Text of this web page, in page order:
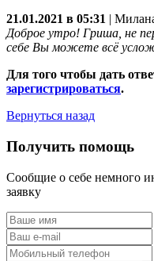
21.01.2021 в 05:31
Доброе утро! Гриша, не
себе Вы можете всё
Для того чтобы дать
зарегистрироваться.
Вернуться назад
Получить помощь
Сообщие о себе немного
заявку